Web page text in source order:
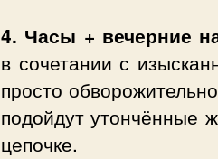
4. Часы + вечерние
в сочетании с
просто
подойдут утончённые
цепочке.